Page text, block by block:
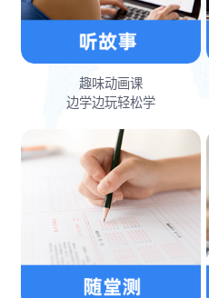
趣味动画课
边学边玩轻松学